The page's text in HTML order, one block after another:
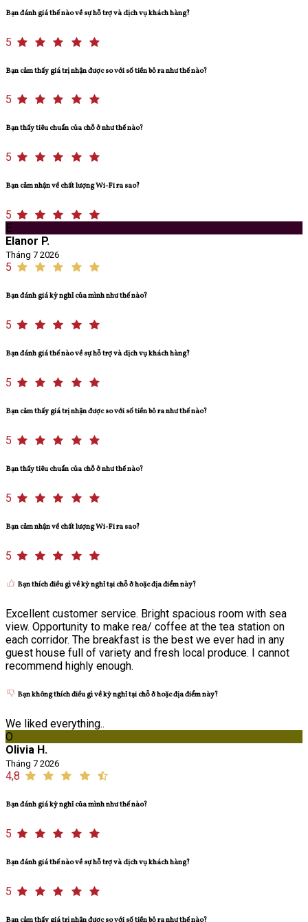
Bạn đánh giá thế nào về sự hỗ trợ và dịch vụ khách hàng?
5
Bạn cảm thấy giá trị nhận được so với số tiền bỏ ra như thế nào?
5
Bạn thấy tiêu chuẩn của chỗ ở như thế nào?
5
Bạn cảm nhận về chất lượng Wi-Fi ra sao?
5
E
Elanor P.
Tháng 7 2026
5
Bạn đánh giá kỳ nghỉ của mình như thế nào?
5
Bạn đánh giá thế nào về sự hỗ trợ và dịch vụ khách hàng?
5
Bạn cảm thấy giá trị nhận được so với số tiền bỏ ra như thế nào?
5
Bạn thấy tiêu chuẩn của chỗ ở như thế nào?
5
Bạn cảm nhận về chất lượng Wi-Fi ra sao?
5
Bạn thích điều gì về kỳ nghỉ tại chỗ ở hoặc địa điểm này?
Excellent customer service. Bright spacious room with sea
view. Opportunity to make rea/ coffee at the tea station on
each corridor. The breakfast is the best we ever had in any
guest house full of variety and fresh local produce. I cannot
recommend highly enough.
Bạn không thích điều gì về kỳ nghỉ tại chỗ ở hoặc địa điểm này?
We liked everything..
O
Olivia H.
Tháng 7 2026
4,8
Bạn đánh giá kỳ nghỉ của mình như thế nào?
5
Bạn đánh giá thế nào về sự hỗ trợ và dịch vụ khách hàng?
5